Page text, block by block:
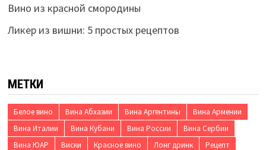
Вино из красной смородины
Ликер из вишни: 5 простых рецептов
МЕТКИ
Белое вино Вина Абхазии Вина Аргентины
Вина Армении
Вина Италии
Вина Кубани Вина России
Вина Сербии
Вина ЮАР
Виски Красное вино Лонг дринк Рецепт